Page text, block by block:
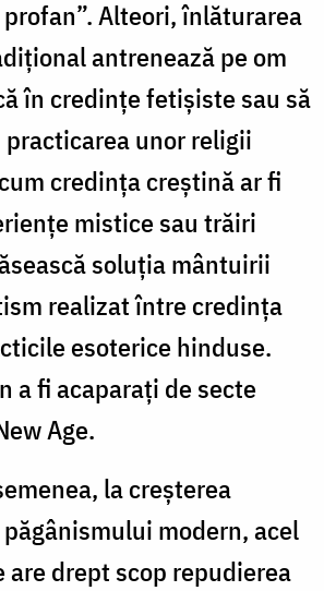
Alteori, înlăturarea
antrenează pe om
în credinţe fetişiste sau să
practicarea unor religii
credinţa creştină ar fi
mistice sau trăiri
soluţia mântuirii
realizat între credinţa
esoterice hinduse.
a fi acaparaţi de secte
Age.
la creşterea
modern, acel
are drept scop repudierea